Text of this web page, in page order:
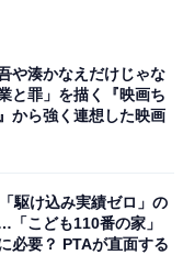
や湊かなえだけじゃな
と罪」を描く『映画ち
から強く連想した映画
駆け込み実績ゼロ」の
「こども110番の家」
必要？ PTAが直面する